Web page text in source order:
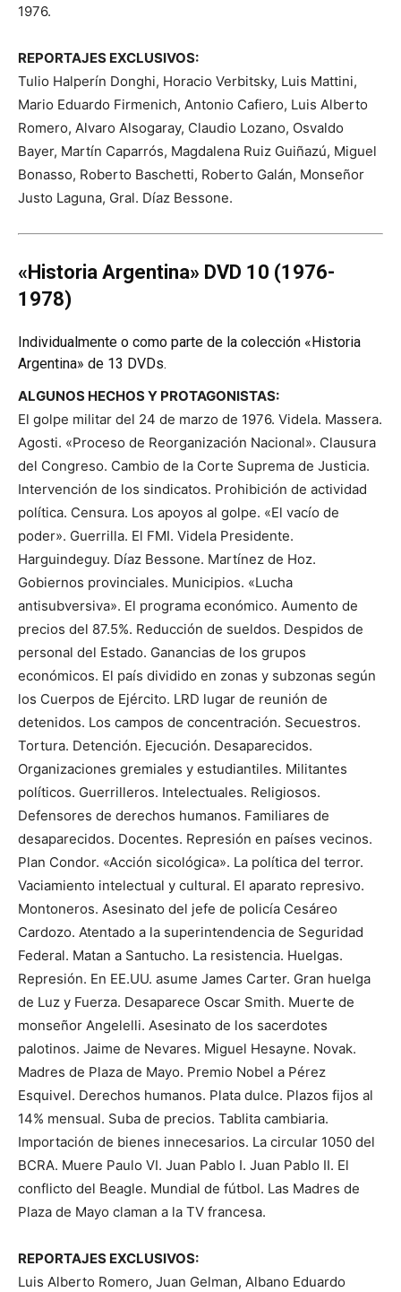
1976.
REPORTAJES EXCLUSIVOS:
Tulio Halperín Donghi, Horacio Verbitsky, Luis Mattini,
Mario Eduardo Firmenich, Antonio Cafiero, Luis Alberto
Romero, Alvaro Alsogaray, Claudio Lozano, Osvaldo
Bayer, Martín Caparrós, Magdalena Ruiz Guiñazú, Miguel
Bonasso, Roberto Baschetti, Roberto Galán, Monseñor
Justo Laguna, Gral. Díaz Bessone.
«Historia Argentina» DVD 10 (1976-
1978)
Individualmente o como parte de la colección «Historia
Argentina» de 13 DVDs.
ALGUNOS HECHOS Y PROTAGONISTAS:
El golpe militar del 24 de marzo de 1976. Videla. Massera.
Agosti. «Proceso de Reorganización Nacional». Clausura
del Congreso. Cambio de la Corte Suprema de Justicia.
Intervención de los sindicatos. Prohibición de actividad
política. Censura. Los apoyos al golpe. «El vacío de
poder». Guerrilla. El FMI. Videla Presidente.
Harguindeguy. Díaz Bessone. Martínez de Hoz.
Gobiernos provinciales. Municipios. «Lucha
antisubversiva». El programa económico. Aumento de
precios del 87.5%. Reducción de sueldos. Despidos de
personal del Estado. Ganancias de los grupos
económicos. El país dividido en zonas y subzonas según
los Cuerpos de Ejército. LRD lugar de reunión de
detenidos. Los campos de concentración. Secuestros.
Tortura. Detención. Ejecución. Desaparecidos.
Organizaciones gremiales y estudiantiles. Militantes
políticos. Guerrilleros. Intelectuales. Religiosos.
Defensores de derechos humanos. Familiares de
desaparecidos. Docentes. Represión en países vecinos.
Plan Condor. «Acción sicológica». La política del terror.
Vaciamiento intelectual y cultural. El aparato represivo.
Montoneros. Asesinato del jefe de policía Cesáreo
Cardozo. Atentado a la superintendencia de Seguridad
Federal. Matan a Santucho. La resistencia. Huelgas.
Represión. En EE.UU. asume James Carter. Gran huelga
de Luz y Fuerza. Desaparece Oscar Smith. Muerte de
monseñor Angelelli. Asesinato de los sacerdotes
palotinos. Jaime de Nevares. Miguel Hesayne. Novak.
Madres de Plaza de Mayo. Premio Nobel a Pérez
Esquivel. Derechos humanos. Plata dulce. Plazos fijos al
14% mensual. Suba de precios. Tablita cambiaria.
Importación de bienes innecesarios. La circular 1050 del
BCRA. Muere Paulo VI. Juan Pablo I. Juan Pablo II. El
conflicto del Beagle. Mundial de fútbol. Las Madres de
Plaza de Mayo claman a la TV francesa.
REPORTAJES EXCLUSIVOS:
Luis Alberto Romero, Juan Gelman, Albano Eduardo